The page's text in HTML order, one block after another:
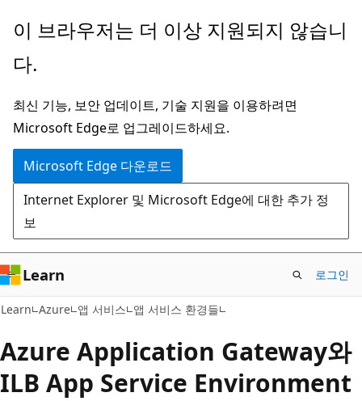
주
콘
츠
로
건
너
뛰
기
이 브라우저는 더 이상 지원되지 않습니
다.
최신 기능, 보안 업데이트, 기술 지원을 이용하려면
Microsoft Edge로 업그레이드하세요.
Microsoft Edge 다운로드
Internet Explorer 및 Microsoft Edge에 대한 추가 정
보
Learn 로그인
Learn Azure 앱 서비스 앱 서비스 환경들
Azure Application Gateway와
ILB App Service Environment